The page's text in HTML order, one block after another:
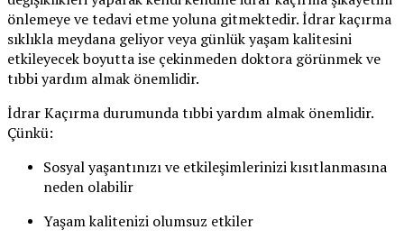
önlemeye ve tedavi etme yoluna gitmektedir. İdrar kaçırma
sıklıkla meydana geliyor veya günlük yaşam kalitesini
etkileyecek boyutta ise çekinmeden doktora görünmek ve
tıbbi yardım almak önemlidir.
İdrar Kaçırma durumunda tıbbi yardım almak önemlidir.
Çünkü:
Sosyal yaşantınızı ve etkileşimlerinizi kısıtlanmasına
neden olabilir
Yaşam kalitenizi olumsuz etkiler